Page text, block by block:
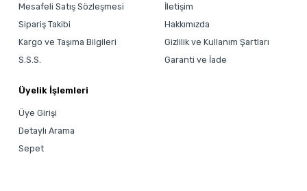
Mesafeli Satış Sözleşmesi
Sipariş Takibi
Kargo ve Taşıma Bilgileri
S.S.S.
İletişim
Hakkımızda
Gizlilik ve Kullanım Şartları
Garanti ve İade
Üyelik İşlemleri
Üye Girişi
Detaylı Arama
Sepet